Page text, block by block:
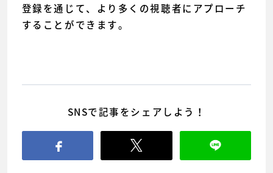
登録を通じて、より多くの視聴者にアプローチ
することができます。
SNSで記事をシェアしよう！